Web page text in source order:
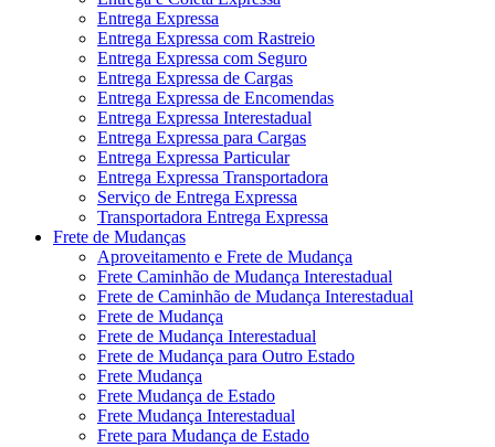
Entrega Expressa
Entrega Expressa com Rastreio
Entrega Expressa com Seguro
Entrega Expressa de Cargas
Entrega Expressa de Encomendas
Entrega Expressa Interestadual
Entrega Expressa para Cargas
Entrega Expressa Particular
Entrega Expressa Transportadora
Serviço de Entrega Expressa
Transportadora Entrega Expressa
Frete de Mudanças
Aproveitamento e Frete de Mudança
Frete Caminhão de Mudança Interestadual
Frete de Caminhão de Mudança Interestadual
Frete de Mudança
Frete de Mudança Interestadual
Frete de Mudança para Outro Estado
Frete Mudança
Frete Mudança de Estado
Frete Mudança Interestadual
Frete para Mudança de Estado